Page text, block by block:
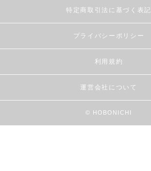
特定商取引法に基づく表記
プライバシーポリシー
利用規約
運営会社について
© HOBONICHI